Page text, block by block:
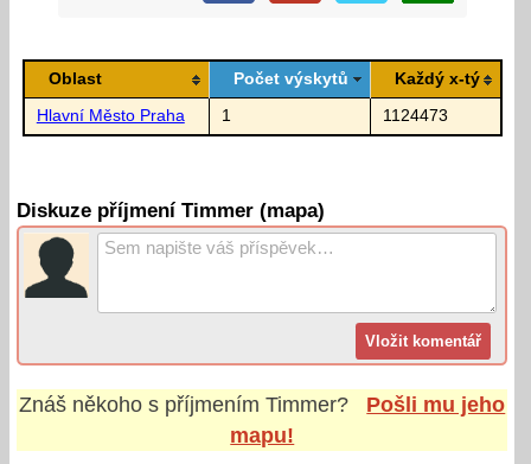
Oblast Počet výskytů Každý x-tý
Hlavní Město Praha 1 1124473
Diskuze příjmení Timmer (mapa)
Znáš někoho s příjmenímTimmer?
Pošli mu jeho
mapu!